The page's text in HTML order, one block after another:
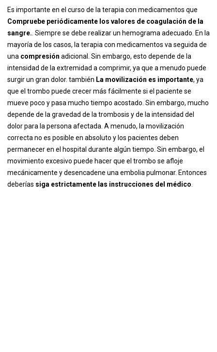
Es importante en el curso de la terapia con medicamentos que
Compruebe periódicamente los valores de coagulación de la
sangre. . Siempre se debe realizar un hemograma adecuado. En la
mayoría de los casos, la terapia con medicamentos va seguida de
una compresión adicional. Sin embargo, esto depende de la
intensidad de la extremidad a comprimir, ya que a menudo puede
surgir un gran dolor. también La movilización es importante, ya
que el trombo puede crecer más fácilmente si el paciente se
mueve poco y pasa mucho tiempo acostado. Sin embargo, mucho
depende de la gravedad de la trombosis y de la intensidad del
dolor para la persona afectada. A menudo, la movilización
correcta no es posible en absoluto y los pacientes deben
permanecer en el hospital durante algún tiempo. Sin embargo, el
movimiento excesivo puede hacer que el trombo se afloje
mecánicamente y desencadene una embolia pulmonar. Entonces
deberías siga estrictamente las instrucciones del médico